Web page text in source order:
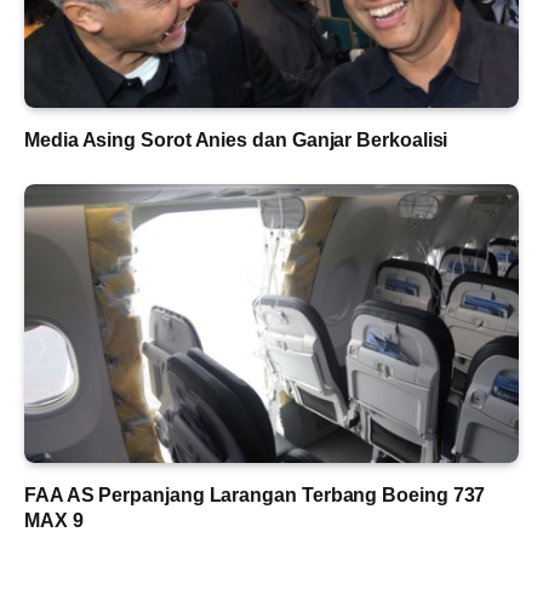
Media Asing Sorot Anies dan Ganjar Berkoalisi
FAA AS Perpanjang Larangan Terbang Boeing 737
MAX 9